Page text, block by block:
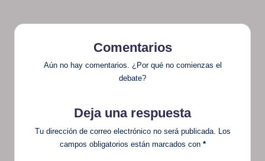
Comentarios
Aún no hay comentarios. ¿Por qué no comienzas el
debate?
Deja una respuesta
Tu dirección de correo electrónico no será publicada. Los
campos obligatorios están marcados con *